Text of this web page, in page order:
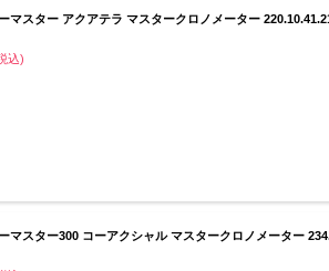
マスター アクアテラ マスタークロノメーター
込)
マスター300 コーアクシャル マスタークロノメーター